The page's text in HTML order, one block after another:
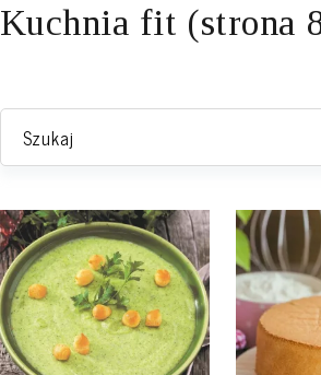
Kuchnia fit (strona